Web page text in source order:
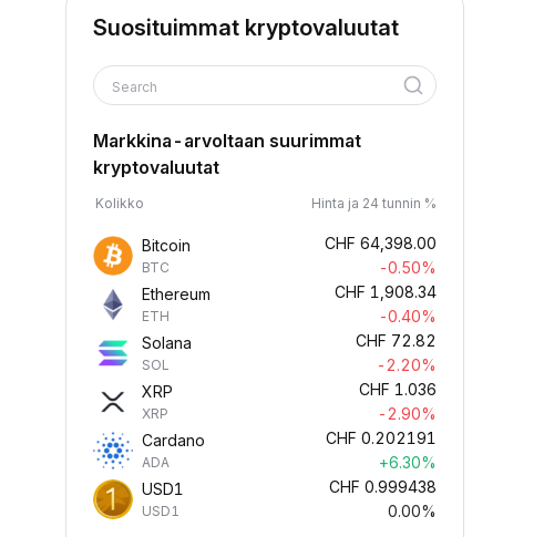
Suosituimmat kryptovaluutat
Search
Markkina-arvoltaan suurimmat
kryptovaluutat
Kolikko Hinta ja 24 tunnin %
Bitcoin
BTC
CHF 64,398.00
-0.50%
Ethereum
ETH
CHF 1,908.34
-0.40%
Solana
SOL
CHF 72.82
-2.20%
XRP
XRP
CHF 1.036
-2.90%
Cardano
ADA
CHF 0.202191
+6.30%
USD1
USD1
CHF 0.999438
0.00%